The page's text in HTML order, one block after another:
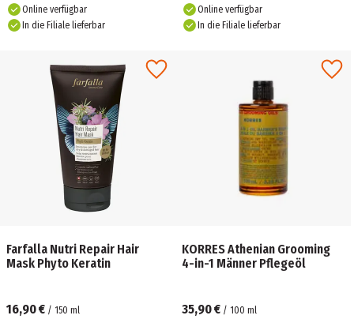
Online verfügbar
In die Filiale lieferbar
Online verfügbar
In die Filiale lieferbar
Farfalla Nutri Repair Hair
Mask Phyto Keratin
16,90 € / 150 ml
KORRES Athenian Grooming
4-in-1 Männer Pflegeöl
35,90 € / 100 ml